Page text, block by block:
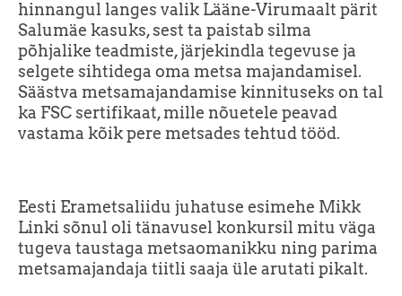
hinnangul langes valik Lääne-Virumaalt pärit
Salumäe kasuks, sest ta paistab silma
põhjalike teadmiste, järjekindla tegevuse ja
selgete sihtidega oma metsa majandamisel.
Säästva metsamajandamise kinnituseks on tal
ka FSC sertifikaat, mille nõuetele peavad
vastama kõik pere metsades tehtud tööd.
Eesti Erametsaliidu juhatuse esimehe Mikk
Linki sõnul oli tänavusel konkursil mitu väga
tugeva taustaga metsaomanikku ning parima
metsamajandaja tiitli saaja üle arutati pikalt.